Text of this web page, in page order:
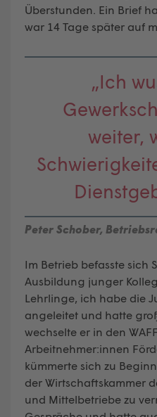
Überstunden. Ein Brief
war 14 Tage später auf
„Ich
weiter,
Peter Schober,
Im Betrieb befasste sich
Ausbildung junger
Lehrlinge, ich habe die
angeleitet und hatte
wechselte er in den
Arbeitnehmer:innen
kümmerte sich zu
der Wirtschaftskammer
und Mittelbetriebe zu